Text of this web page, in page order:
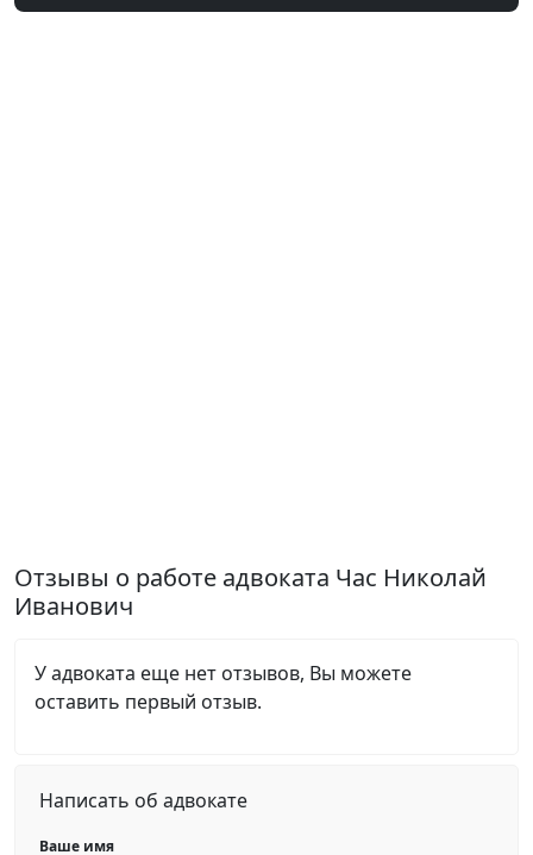
Отзывы о работе адвоката Час Николай
Иванович
У адвоката еще нет отзывов, Вы можете
оставить первый отзыв.
Написать об адвокате
Ваше имя